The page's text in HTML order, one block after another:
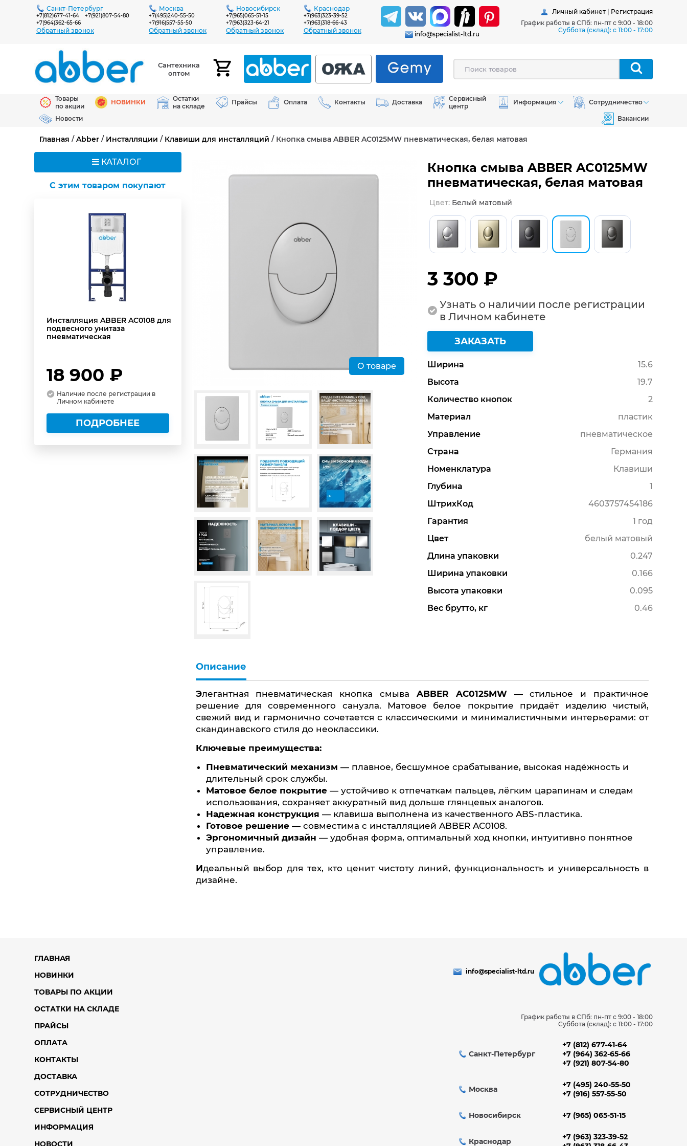
Санкт-Петербург
+7(812)677-41-64
+7(964)362-65-66
+7(921)807-54-80
Обратный звонок
Москва
+7(495)240-55-50
+7(916)557-55-50
Обратный звонок
Новосибирск
+7(965)065-51-15
+7(963)323-64-21
Обратный звонок
Краснодар
+7(963)323-39-52
+7(963)318-66-43
Обратный звонок info@specialist-ltd.ru
Личный кабинет| Регистрация
График работы в СПб: пн-пт с 9:00 - 18:00
Суббота (склад): c 11:00 - 17:00
Сантехника
оптом
Товары
по акции
НОВИНКИ
Остатки
на складе
Прайсы Оплата Контакты Доставка
Сервисный
центр
Информация Сотрудничество
Новости Вакансии
Главная /Abber / Инсталляции / Клавиши для инсталляций / Кнопка смыва ABBER AC0125MW пневматическая, белая матовая
КАТАЛОГ
C этим товаром покупают
Инсталляция ABBER AC0108 для
подвесного унитаза
пневматическая
18 900 ₽
Наличие после регистрации в
Личном кабинете
ПОДРОБНЕЕ
О товаре
Кнопка смыва ABBER AC0125MW
пневматическая, белая матовая
цвет: белый матовый
3 300 ₽
Узнать о наличии после регистрации
в Личном кабинете
ЗАКАЗАТЬ
Ширина
15.6
Высота
19.7
Количество кнопок
2
Материал
пластик
Управление
пневматическое
Страна
Германия
Номенклатура
Клавиши
Глубина
1
ШтрихКод
4603757454186
Гарантия
1 год
Цвет
белый матовый
Длина упаковки
0.247
Ширина упаковки
0.166
Высота упаковки
0.095
Вес брутто, кг
0.46
Описание
Элегантная пневматическая кнопка смыва ABBER AC0125MW— стильное и практичное
решение для современного санузла. Матовое белое покрытие придаёт изделию чистый,
свежий вид и гармонично сочетается с классическими и минималистичными интерьерами: от
скандинавского стиля до неоклассики.
Ключевые преимущества:
Пневматический механизм — плавное, бесшумное срабатывание, высокая надёжность и
длительный срок службы.
Матовое белое покрытие— устойчиво к отпечаткам пальцев, лёгким царапинам и следам
использования, сохраняет аккуратный вид дольше глянцевых аналогов.
Надежная конструкция — клавиша выполнена из качественного ABS-пластика.
Готовое решение— совместима с инсталляцией ABBER AC0108.
Эргономичный дизайн — удобная форма, оптимальный ход кнопки, интуитивно понятное
управление.
Идеальный выбор для тех, кто ценит чистоту линий, функциональность и универсальность в
дизайне.
ГЛАВНАЯ
НОВИНКИ
ТОВАРЫ ПО АКЦИИ
ОСТАТКИ НА СКЛАДЕ
ПРАЙСЫ
ОПЛАТА
КОНТАКТЫ
ДОСТАВКА
СОТРУДНИЧЕСТВО
СЕРВИСНЫЙ ЦЕНТР
ИНФОРМАЦИЯ
НОВОСТИ
info@specialist-ltd.ru
График работы в СПб: пн-пт с 9:00 - 18:00
Суббота (склад): c 11:00 - 17:00
Санкт-Петербург
+7 (812) 677-41-64
+7 (964) 362-65-66
+7 (921) 807-54-80
Москва
+7 (495) 240-55-50
+7 (916) 557-55-50
Новосибирск +7 (965) 065-51-15
Краснодар
+7 (963) 323-39-52